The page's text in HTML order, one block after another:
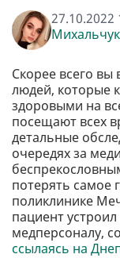
27.10.2022
Скорее всего вы
людей, которые
здоровыми на
посещают всех
детальные
очередях за
потерять самое
поликлинике
пациент
медперсоналу,
ссылаясь на